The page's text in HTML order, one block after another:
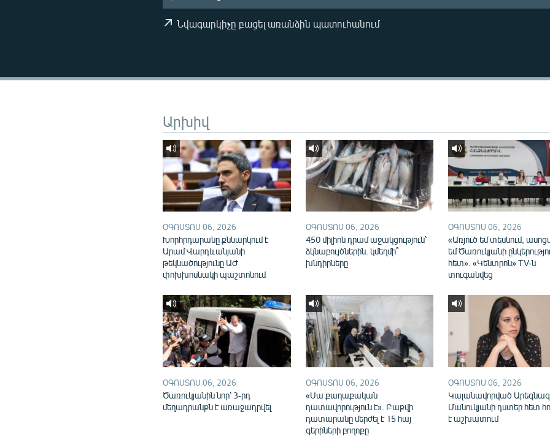
Նվագարկիչը բացել առանձին պատուհանում
Արխիվ
ՕԳՈՍՏՈՍ 06, 2026
Խորհրդարանը քննարկում է
Արամ Վարդևանյանի
թեկնածությունը ԱԺ
փոխխոսնակի պաշտոնում
ՕԳՈՍՏՈՍ 06, 2026
450 միլիոն դրամ աջակցություն՝
ձկնաբույծներին. կմեղմի՞
խնդիրները
ՕԳՈՍՏՈՍ 06, 2026
«Առյուծ եմ տեսնում,
եմ Ծառուկյանի
հետ». «Կենտրոն» TV-ն
տուգանվեց
ՕԳՈՍՏՈՍ 06, 2026
Ծառուկյանին նոր՝ 3-րդ
մեղադրանքն է առաջադրվել
ՕԳՈՍՏՈՍ 06, 2026
«Սա քաղաքական
դատավորություն է». Բաքվի
դատարանը մերժել է 15 հայ
գերիների բողոքը
ՕԳՈՍՏՈՍ 06, 2026
Կալանավորված Արեգնազ
Մանուկյանի դստեր հետ
է աշխատում